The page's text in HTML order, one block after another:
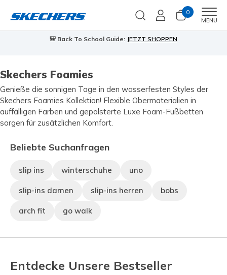
0
MENU
🎒 Back To School Guide: JETZT SHOPPEN
Skechers Foamies
Genieße die sonnigen Tage in den wasserfesten Styles der
Skechers Foamies Kollektion! Flexible Obermaterialien in
auffälligen Farben und gepolsterte Luxe Foam-Fußbetten
sorgen für zusätzlichen Komfort.
Beliebte Suchanfragen
slip ins winterschuhe uno
slip-ins damen slip-ins herren bobs
arch fit go walk
Entdecke Unsere Bestseller